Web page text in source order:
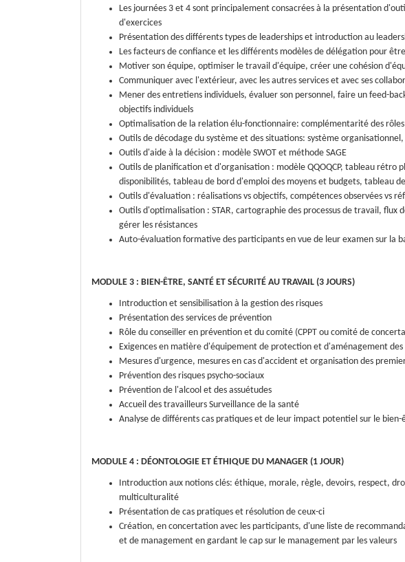
Les journées 3 et 4 sont principalement consacrées à la présentation
d'exercices
Présentation des différents types de leaderships et introduction au
Les facteurs de confiance et les différents modèles de délégation pour
Motiver son équipe, optimiser le travail d'équipe, créer une cohésion
Communiquer avec l'extérieur, avec les autres services et avec ses
Mener des entretiens individuels, évaluer son personnel, faire un feed-
objectifs individuels
Optimalisation de la relation élu-fonctionnaire: complémentarité des
Outils de décodage du système et des situations: système
Outils d'aide à la décision : modèle SWOT et méthode SAGE
Outils de planification et d'organisation : modèle QQOQCP, tableau rétro
disponibilités, tableau de bord d'emploi des moyens et budgets, tableau
Outils d'évaluation : réalisations vs objectifs, compétences observées vs
Outils d'optimalisation : STAR, cartographie des processus de travail, flux
gérer les résistances
Auto-évaluation formative des participants en vue de leur examen sur la
MODULE 3 : BIEN-ÊTRE, SANTÉ ET SÉCURITÉ AU TRAVAIL (3 JOURS)
Introduction et sensibilisation à la gestion des risques
Présentation des services de prévention
Rôle du conseiller en prévention et du comité (CPPT ou comité de
Exigences en matière d'équipement de protection et d'aménagement
Mesures d'urgence, mesures en cas d'accident et organisation des
Prévention des risques psycho-sociaux
Prévention de l'alcool et des assuétudes
Accueil des travailleurs Surveillance de la santé
Analyse de différents cas pratiques et de leur impact potentiel sur le bien-
MODULE 4 : DÉONTOLOGIE ET ÉTHIQUE DU MANAGER (1 JOUR)
Introduction aux notions clés: éthique, morale, règle, devoirs, respect,
multiculturalité
Présentation de cas pratiques et résolution de ceux-ci
Création, en concertation avec les participants, d'une liste de
et de management en gardant le cap sur le management par les valeurs